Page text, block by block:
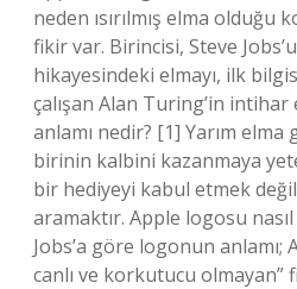
neden ısırılmış elma
fikir var. Birincisi, Steve
hikayesindeki elmayı, ilk
çalışan Alan Turing’in intihar
anlamı nedir? [1] Yarım
birinin kalbini kazanmaya
bir hediyeyi kabul etmek
aramaktır. Apple logosu nasıl
Jobs’a göre logonun anlamı;
canlı ve korkutucu olmayan”